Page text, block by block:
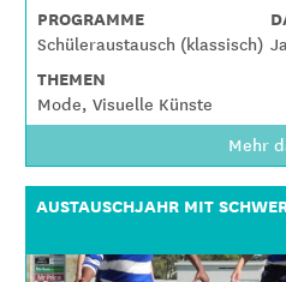
PROGRAMME
Schüleraustausch (klassisch)
THEMEN
Mode, Visuelle Künste
Mehr
AUSTAUSCHJAHR MIT